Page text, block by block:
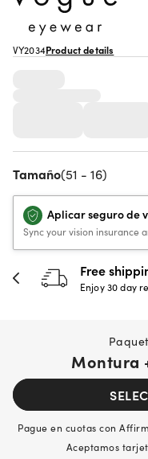
VY2034Product details
Tamaño(51 - 16)
Aplicar seguro de
Sync your vision insurance
Free
Enjoy 30 day
Montura
Pague en cuotas con
Aceptamos